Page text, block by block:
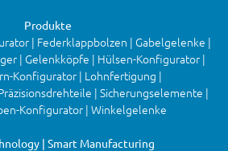
Produkte
| Federklappbolzen | Gabelgelenke |
| Gelenkköpfe | Hülsen-Konfigurator |
Konfigurator | Lohnfertigung |
| Sicherungselemente |
Konfigurator | Winkelgelenke
| Smart Manufacturing